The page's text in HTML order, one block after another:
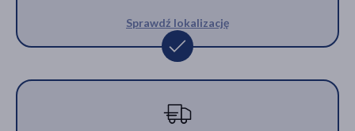
Sprawdź lokalizację